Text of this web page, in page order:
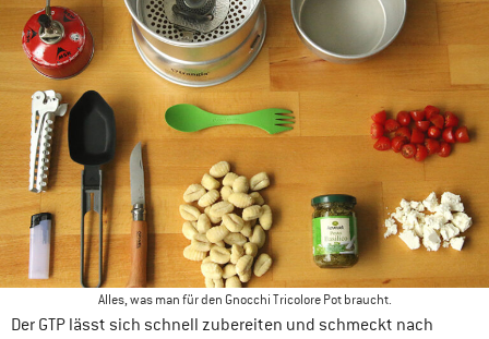
Alles, was man für den Gnocchi Tricolore Pot braucht.
Der GTP lässt sich schnell zubereiten und schmeckt nach